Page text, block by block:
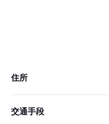
住所
交通手段